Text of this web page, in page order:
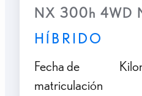
NX 300h 4WD
HÍBRIDO
Fecha de
matriculación